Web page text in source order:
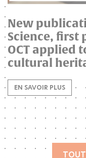
New
Science, first
OCT applied
cultural
EN SAVOIR PLUS